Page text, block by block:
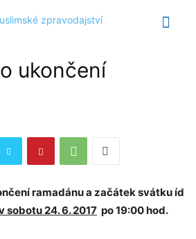
ukončení
ramadánu a začátek svátku íd
sobotu 24. 6. 2017 po19:00hod.